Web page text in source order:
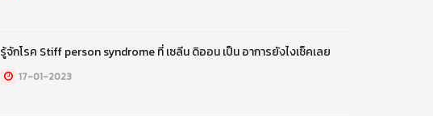
รู้จักโรค Stiff person syndrome ที่ เซลีน ดิออน เป็น อาการยังไงเช็คเลย
17-01-2023